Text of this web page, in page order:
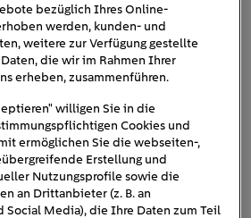
nach dem NextLevel-Konzept, und hier
für die eNordkappChallenge 2024/25
Endre Dulic).
EnBW offizieller Startpartner der
2024. Die Rallye startet am 27.
bezüglich Ihres Online-
werden, kunden- und
weitere zur Verfügung gestellte
die wir im Rahmen Ihrer
erheben, zusammenführen.
willigen Sie in die
Cookies und
ermöglichen Sie die webseiten-,
Erstellung und
Nutzungsprofile sowie die
an Drittanbieter (z. B. an
Media), die Ihre Daten zum Teil